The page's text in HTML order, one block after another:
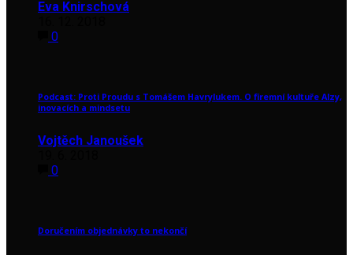
Eva Knirschová
0
Podcast: Proti Proudu s Tomášem Havrylukem. O firemní kultuře Alzy,
inovacích a mindsetu
Vojtěch Janoušek
0
Doručením objednávky to nekončí